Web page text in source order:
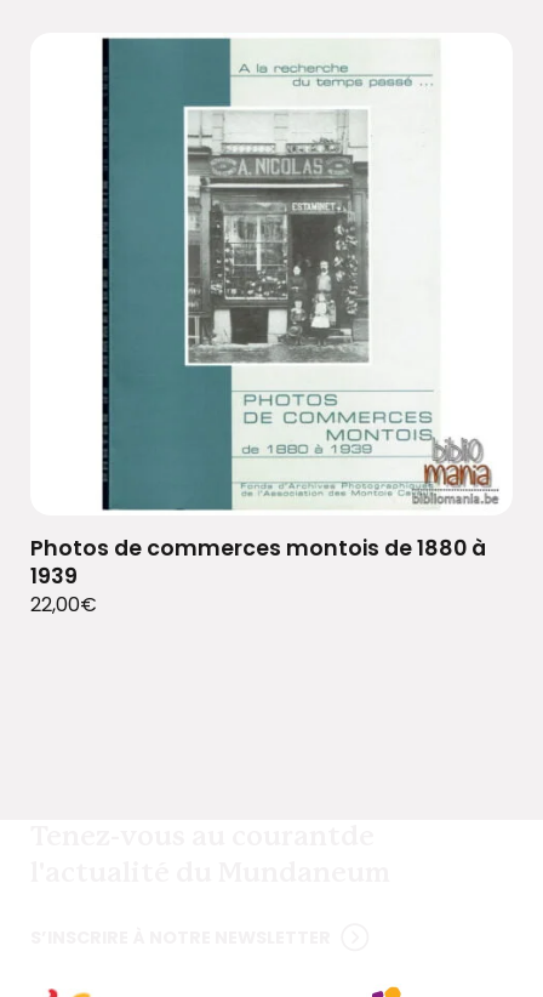
Photos de commerces montois de 1880 à
1939
22,00€